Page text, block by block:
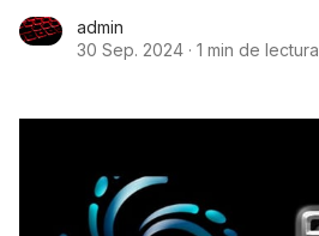
admin
30 Sep. 2024 · 1 min de lectura